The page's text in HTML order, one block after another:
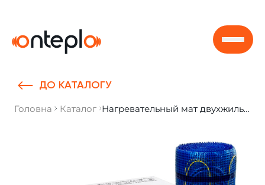
ДО КАТАЛОГУ
Головна Каталог Нагревательный мат двухжильный HOT FLY HFM 1.50, 1.5 м. кв.